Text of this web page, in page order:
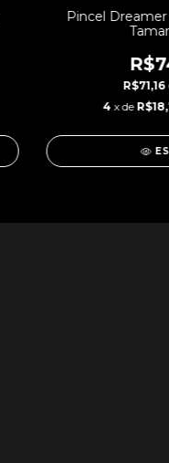
Pincel
R$71,16
4 x de